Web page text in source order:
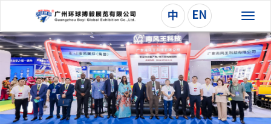
切
换
导
航